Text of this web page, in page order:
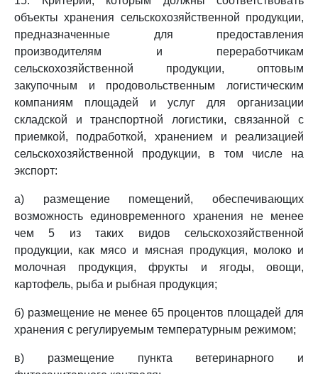
объекты хранения сельскохозяйственной продукции,
предназначенные для предоставления
производителям и переработчикам
сельскохозяйственной продукции, оптовым
закупочным и продовольственным логистическим
компаниям площадей и услуг для организации
складской и транспортной логистики, связанной с
приемкой, подработкой, хранением и реализацией
сельскохозяйственной продукции, в том числе на
экспорт:
а) размещение помещений, обеспечивающих
возможность единовременного хранения не менее
чем 5 из таких видов сельскохозяйственной
продукции, как мясо и мясная продукция, молоко и
молочная продукция, фрукты и ягоды, овощи,
картофель, рыба и рыбная продукция;
б) размещение не менее 65 процентов площадей для
хранения с регулируемым температурным режимом;
в) размещение пункта ветеринарного и